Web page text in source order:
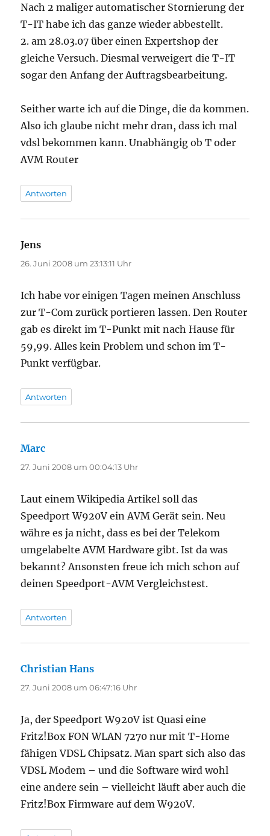
Nach 2 maliger automatischer Stornierung der
T-IT habe ich das ganze wieder abbestellt.
2. am 28.03.07 über einen Expertshop der
gleiche Versuch. Diesmal verweigert die T-IT
sogar den Anfang der Auftragsbearbeitung.
Seither warte ich auf die Dinge, die da kommen.
Also ich glaube nicht mehr dran, dass ich mal
vdsl bekommen kann. Unabhängig ob T oder
AVM Router
Antworten
Jens
26. Juni 2008 um 23:13:11 Uhr
Ich habe vor einigen Tagen meinen Anschluss
zur T-Com zurück portieren lassen. Den Router
gab es direkt im T-Punkt mit nach Hause für
59,99. Alles kein Problem und schon im T-
Punkt verfügbar.
Antworten
Marc
27. Juni 2008 um 00:04:13 Uhr
Laut einem Wikipedia Artikel soll das
Speedport W920V ein AVM Gerät sein. Neu
währe es ja nicht, dass es bei der Telekom
umgelabelte AVM Hardware gibt. Ist da was
bekannt? Ansonsten freue ich mich schon auf
deinen Speedport-AVM Vergleichstest.
Antworten
Christian Hans
27. Juni 2008 um 06:47:16 Uhr
Ja, der Speedport W920V ist Quasi eine
Fritz!Box FON WLAN 7270 nur mit T-Home
fähigen VDSL Chipsatz. Man spart sich also das
VDSL Modem – und die Software wird wohl
eine andere sein – vielleicht läuft aber auch die
Fritz!Box Firmware auf dem W920V.